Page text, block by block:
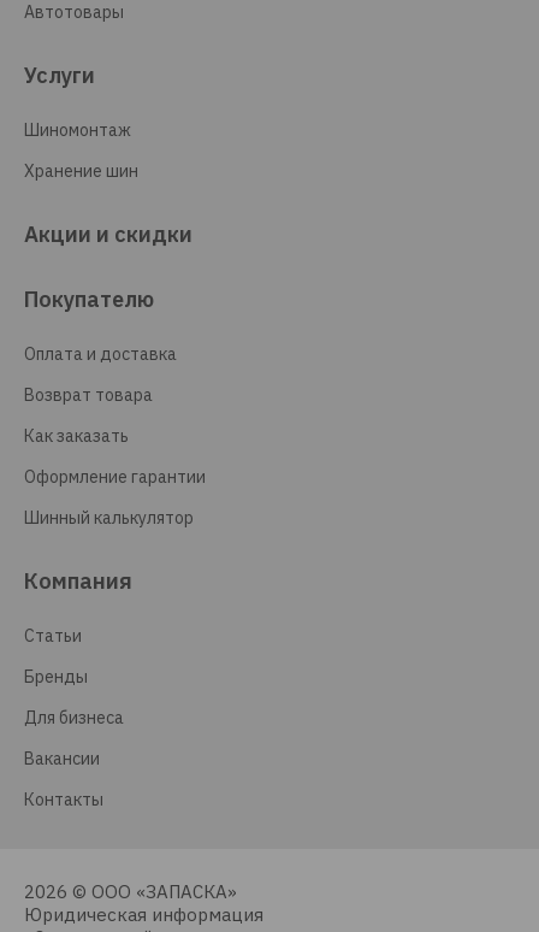
Автотовары
Услуги
Шиномонтаж
Хранение шин
Акции и скидки
Покупателю
Оплата и доставка
Возврат товара
Как заказать
Оформление гарантии
Шинный калькулятор
Компания
Статьи
Бренды
Для бизнеса
Вакансии
Контакты
2026 © ООО «ЗАПАСКА»
Юридическая информация